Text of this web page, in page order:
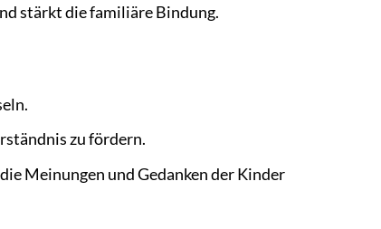
stärkt die familiäre Bindung.
zu fördern.
Meinungen und Gedanken der Kinder